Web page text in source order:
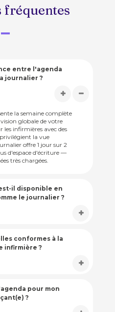
fréquentes
entre l'agenda
journalier ?
la semaine complète
globale de votre
les infirmières avec des
la vue
offre 1 jour sur 2
d'espace d'écriture —
très chargées.
il disponible en
le journalier ?
conformes à la
infirmière ?
pour mon
?